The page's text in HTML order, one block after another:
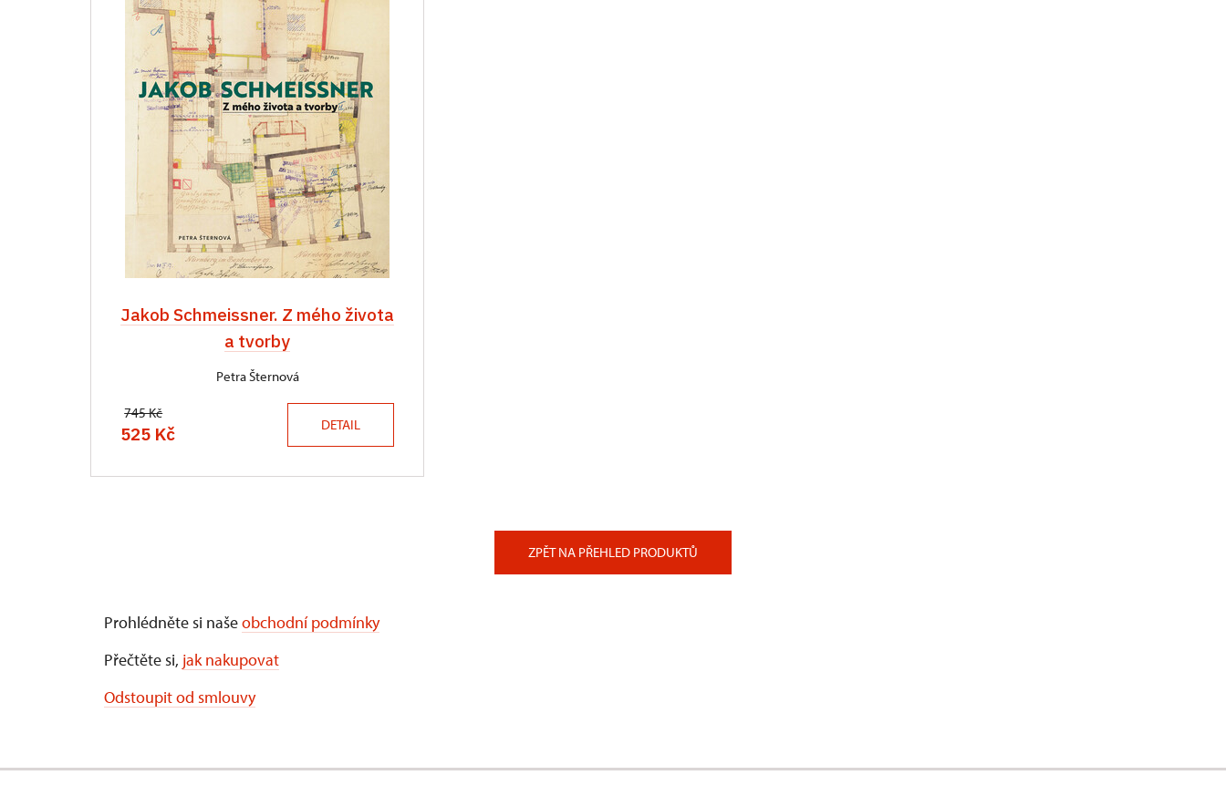
Jakob Schmeissner. Z mého života
a tvorby
Petra Šternová
745 Kč
525 Kč DETAIL
ZPĚT NA PŘEHLED PRODUKTŮ
Prohlédněte si našeobchodní podmínky
Přečtěte si, jak nakupovat
Odstoupit od smlouvy